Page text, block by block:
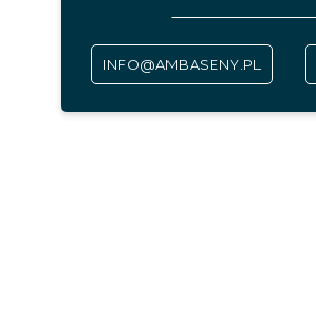
INFO@AMBASENY.PL